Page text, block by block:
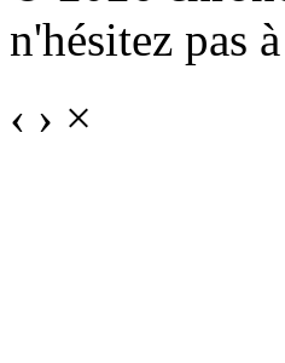
n'hésitez pas
‹ › ×